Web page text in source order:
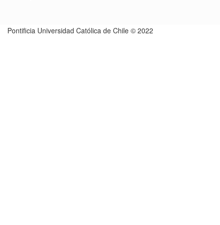
Pontificia Universidad Católica de Chile © 2022